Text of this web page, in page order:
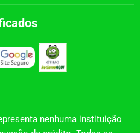
nenhuma instituição